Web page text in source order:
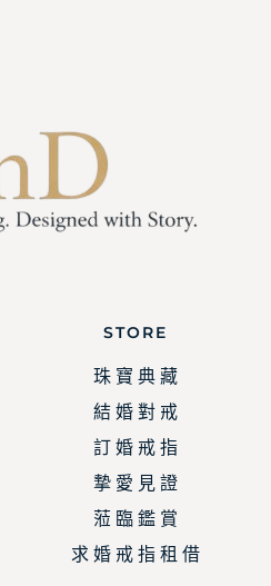
STORE
珠 寶 典 藏
結 婚 對 戒
訂 婚 戒 指
摯 愛 見 證
蒞 臨 鑑 賞
求 婚 戒 指 租 借